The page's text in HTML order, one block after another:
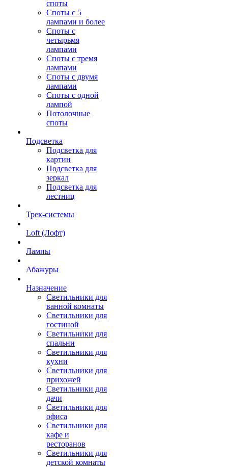
споты
Споты с 5
лампами и более
Споты с
четырьмя
лампами
Споты с тремя
лампами
Споты с двумя
лампами
Споты с одной
лампой
Потолочные
споты
Подсветка
Подсветка для
картин
Подсветка для
зеркал
Подсветка для
лестниц
Трек-системы
Loft (Лофт)
Лампы
Абажуры
Назначение
Светильники для
ванной комнаты
Светильники для
гостиной
Светильники для
спальни
Светильники для
кухни
Светильники для
прихожей
Светильники для
дачи
Светильники для
офиса
Светильники для
кафе и
ресторанов
Светильники для
детской комнаты